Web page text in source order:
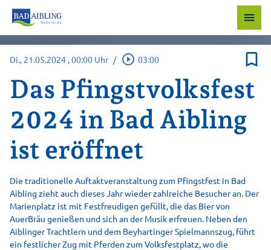
menu
Di., 21.05.2024 , 00:00 Uhr / play_circle_outline 03:00 bookmark_border
Das Pfingstvolksfest
2024 in Bad Aibling
ist eröffnet
Die traditionelle Auftaktveranstaltung zum Pfingstfest in Bad
Aibling zieht auch dieses Jahr wieder zahlreiche Besucher an. Der
Marienplatz ist mit Festfreudigen gefüllt, die das Bier von
AuerBräu genießen und sich an der Musik erfreuen. Neben den
Aiblinger Trachtlern und dem Beyhartinger Spielmannszug, führt
ein festlicher Zug mit Pferden zum Volksfestplatz, wo die